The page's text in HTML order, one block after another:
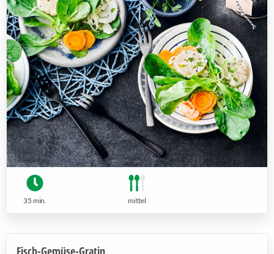
35 min. mittel
Fisch-Gemüse-Gratin